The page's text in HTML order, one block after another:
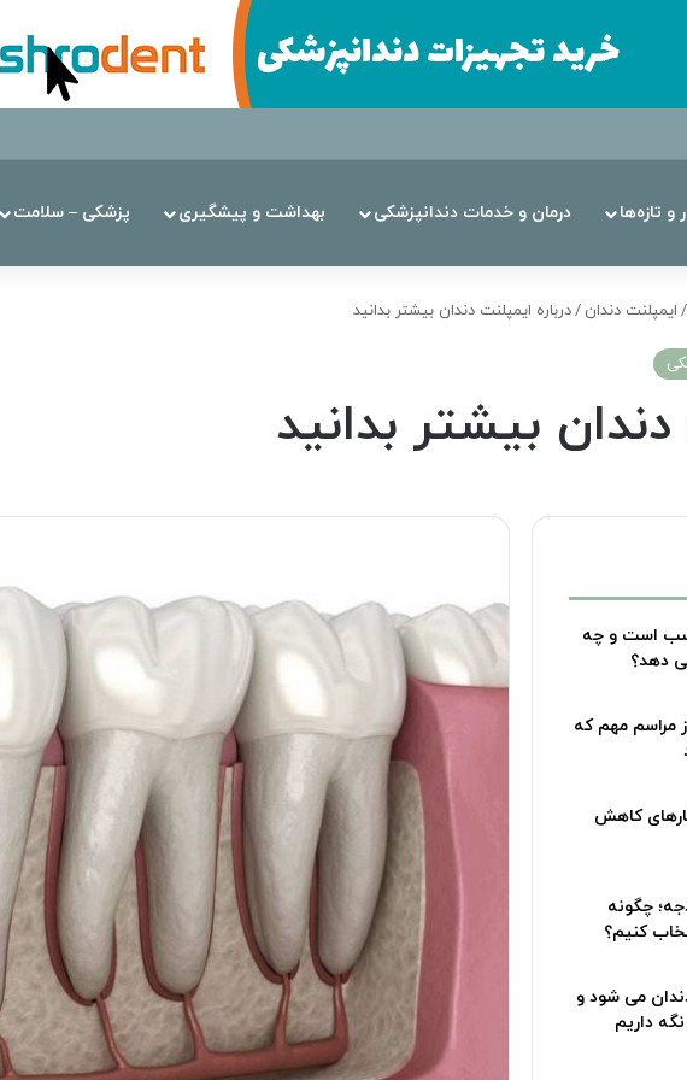
و تازه‌ها درمان‌ و خدمات دندانپزشکی بهداشت و پیشگیری پزشکی – سلامت
/ ایمپلنت دندان /درباره ایمپلنت دندان بیشتر بدانید
دندان بیشتر بدانید
است و چه
دهد؟
مراسم مهم که
کاهش
چگونه
کنیم؟
می شود و
داریم